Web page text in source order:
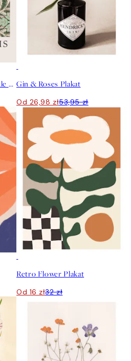
William Morris - Honeysuckle Plakat Gin & Roses Plakat
Od 26,98 zł53,95 zł
Retro Flower Plakat
Od 16 zł32 zł